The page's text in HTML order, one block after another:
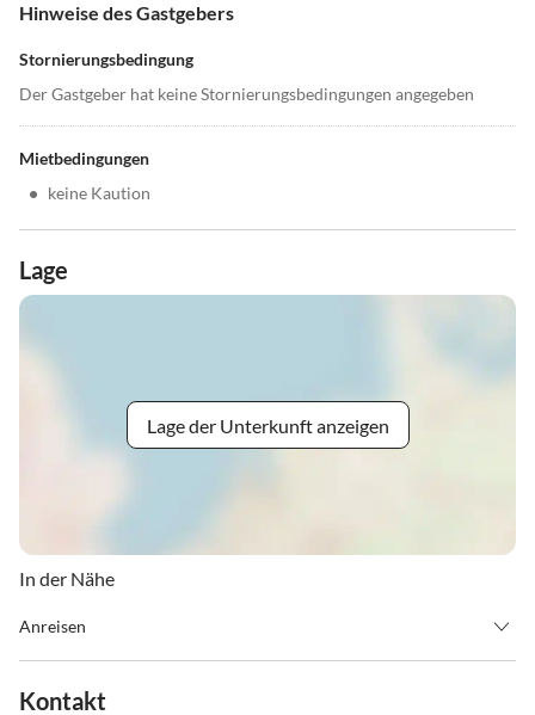
Hinweise des Gastgebers
Stornierungsbedingung
Der Gastgeber hat keine Stornierungsbedingungen angegeben
Mietbedingungen
• keine Kaution
Lage
Lage der Unterkunft anzeigen
In der Nähe
Anreisen
Kontakt